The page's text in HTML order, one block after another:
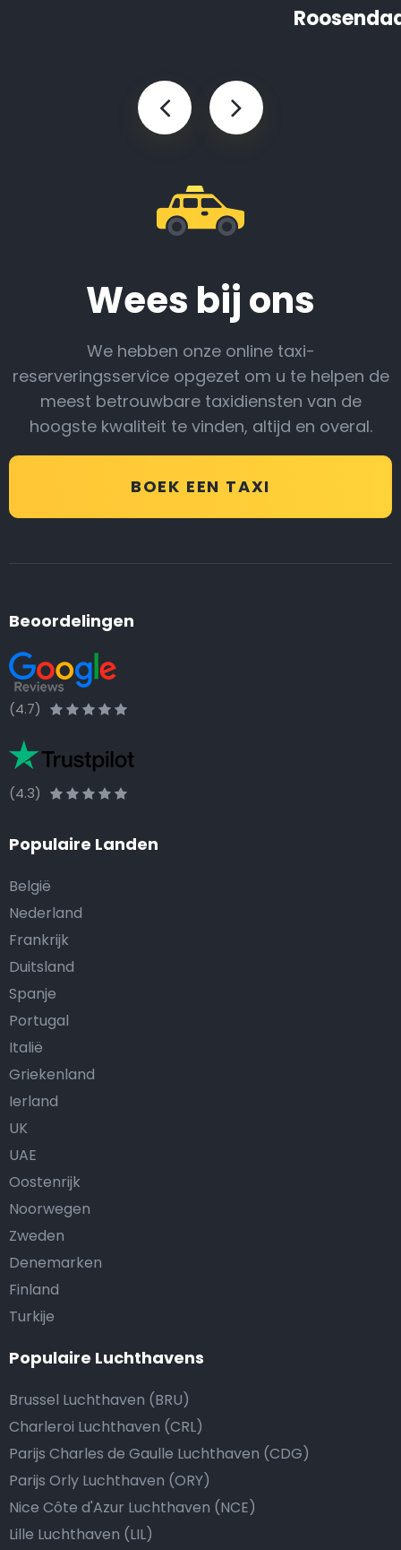
Wees bij ons
We hebben onze online taxi-
reserveringsservice opgezet om u te helpen de
meest betrouwbare taxidiensten van de
hoogste kwaliteit te vinden, altijd en overal.
BOEK EEN TAXI
Beoordelingen
(4.7)
(4.3)
Populaire Landen
België
Nederland
Frankrijk
Duitsland
Spanje
Portugal
Italië
Griekenland
Ierland
UK
UAE
Oostenrijk
Noorwegen
Zweden
Denemarken
Finland
Turkije
Populaire Luchthavens
Brussel Luchthaven (BRU)
Charleroi Luchthaven (CRL)
Parijs Charles de Gaulle Luchthaven (CDG)
Parijs Orly Luchthaven (ORY)
Nice Côte d'Azur Luchthaven (NCE)
Lille Luchthaven (LIL)